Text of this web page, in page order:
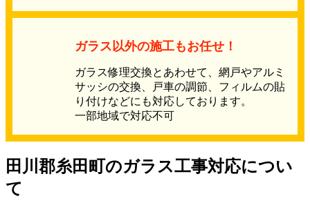
ガラス以外の施工もお任せ！
ガラス修理交換とあわせて、網戸やアルミ
サッシの交換、戸車の調節、フィルムの貼
り付けなどにも対応しております。
一部地域で対応不可
田川郡糸田町のガラス工事対応につい
て